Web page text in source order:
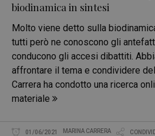
biodinamica in sintesi
Molto viene detto sulla
tutti però ne conoscono gli
conducono gli accesi dibattiti.
affrontare il tema e condividere
Carrera ha condotto una ricerca
materiale
01/06/2021 MARINA CARRERA